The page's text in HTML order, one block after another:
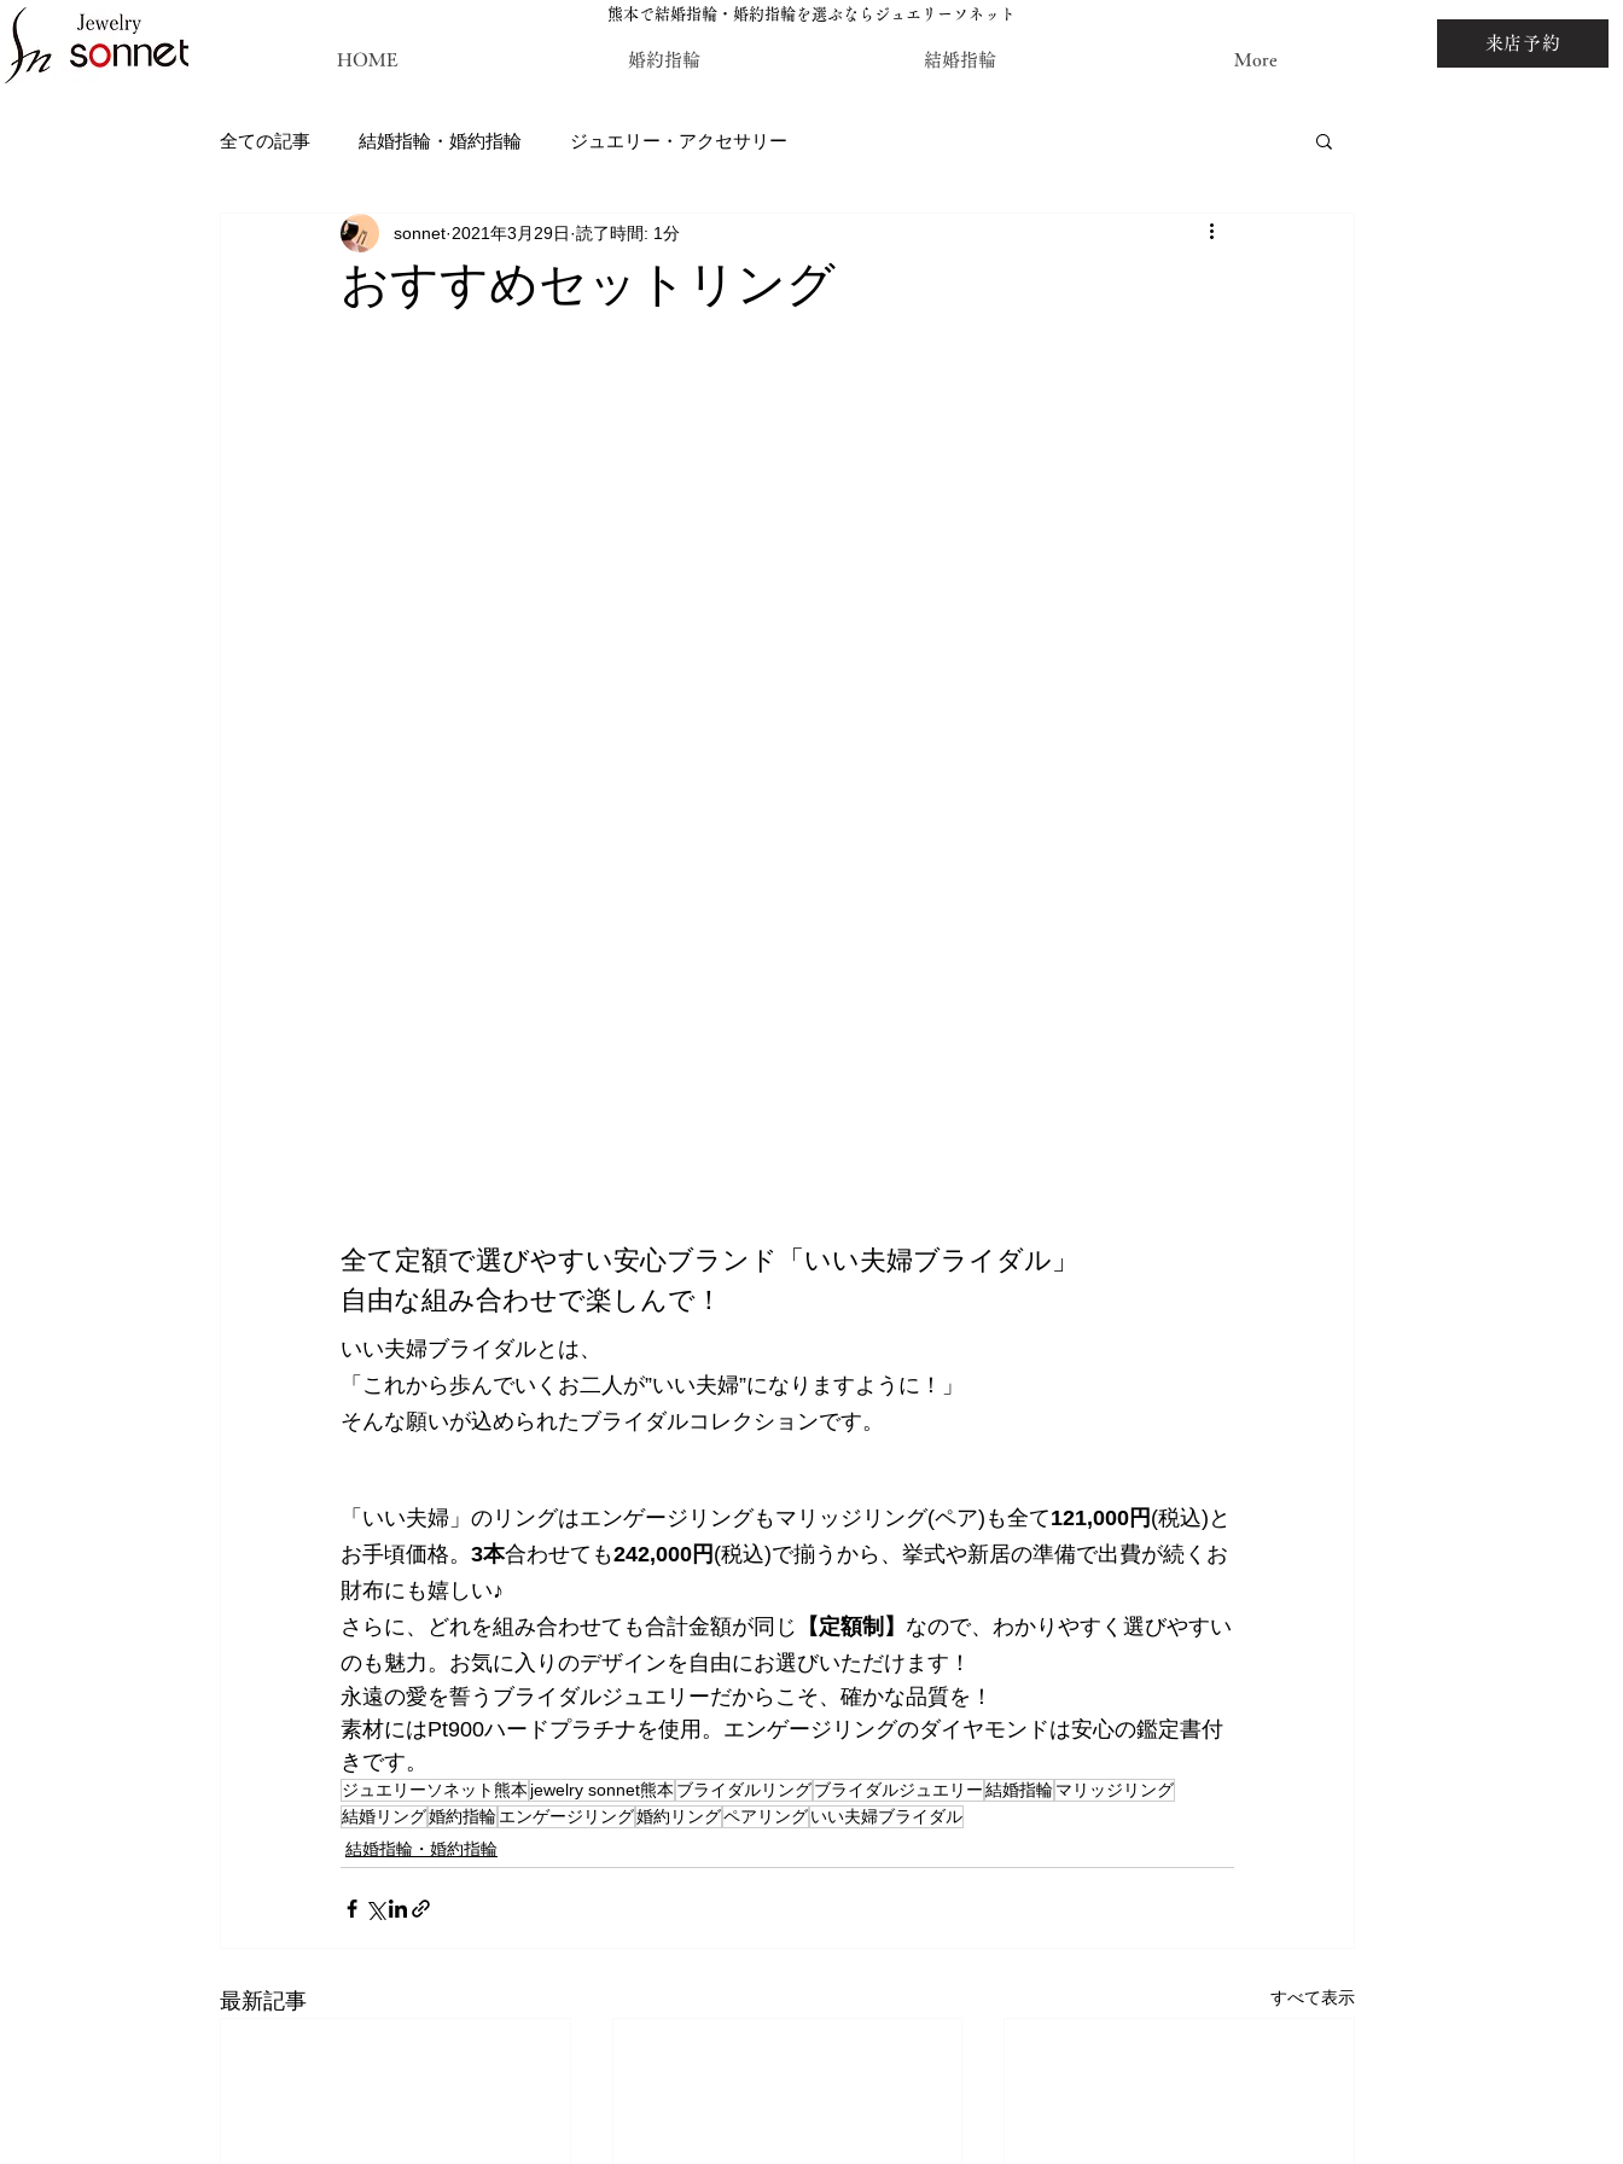
熊本で結婚指輪・婚約指輪を選ぶならジュエリーソネット
HOME 婚約指輪 結婚指輪 More
来店予約
全ての記事 結婚指輪・婚約指輪 ジュエリー・アクセサリー
ジュエリーソネット熊本：結婚指輪・婚約指輪のジュエリーソネット熊本 カラーストーン・レアストーンルース
おすすめセットリング
sonnet 2021年3月29日 読了時間: 1分
全て定額で選びやすい安心ブランド「いい夫婦ブライダル」
自由な組み合わせで楽しんで！
いい夫婦ブライダルとは、
「これから歩んでいくお二人が”いい夫婦”になりますように！」
そんな願いが込められたブライダルコレクションです。
「いい夫婦」のリングはエンゲージリングもマリッジリング(ペア)も全て121,000円 (税込)と
お手頃価格。 3本合わせても242,000円 (税込)で揃うから、挙式や新居の準備で出費が続くお
財布にも嬉しい♪
さらに、どれを組み合わせても合計金額が同じ 【定額制】 なので、わかりやすく選びやすい
のも魅力。お気に入りのデザインを自由にお選びいただけます！
永遠の愛を誓うブライダルジュエリーだからこそ、確かな品質を！
素材にはPt900ハードプラチナを使用。エンゲージリングのダイヤモンドは安心の鑑定書付
きです。
ジュエリーソネット熊本 jewelry sonnet熊本 ブライダルリングブライダルジュエリー結婚指輪 マリッジリング
結婚リング婚約指輪 エンゲージリング婚約リングペアリングいい夫婦ブライダル
結婚指輪・婚約指輪
最新記事 すべて表示